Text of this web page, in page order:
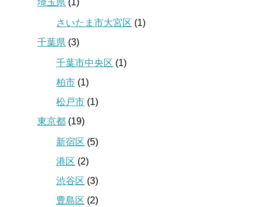
埼玉県 (1)
さいたま市大宮区 (1)
千葉県 (3)
千葉市中央区 (1)
柏市 (1)
松戸市 (1)
東京都 (19)
新宿区 (5)
港区 (2)
渋谷区 (3)
豊島区 (2)